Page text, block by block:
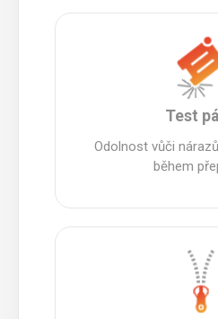
Test
Odolnost vůči
během